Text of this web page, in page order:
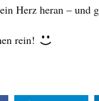
Herz heran – und
rein!